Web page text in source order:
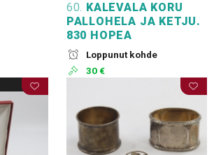
60. KALEVALA KORU
PALLOHELA JA KETJU.
830 HOPEA
Loppunut kohde
30 €